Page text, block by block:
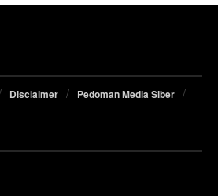
Disclaimer
Pedoman Media Siber